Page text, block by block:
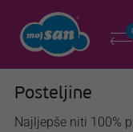
Posteljine
Najljepše niti 100%